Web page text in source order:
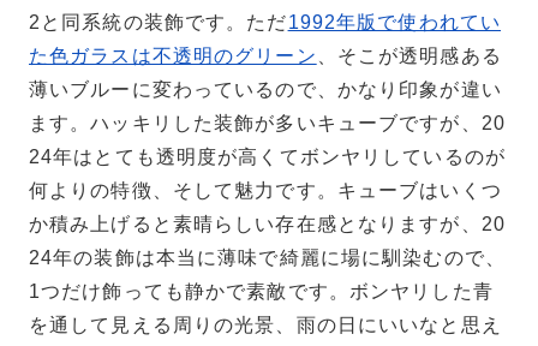
2と同系統の装飾です。ただ1992年版で使われてい
た色ガラスは不透明のグリーン 、そこが透明感ある
薄いブルーに変わっているので、かなり印象が違い
ます。ハッキリした装飾が多いキューブですが、20
24年はとても透明度が高くてボンヤリしているのが
何よりの特徴、そして魅力です。キューブはいくつ
か積み上げると素晴らしい存在感となりますが、20
24年の装飾は本当に薄味で綺麗に場に馴染むので、
1つだけ飾っても静かで素敵です。ボンヤリした青
を通して見える周りの光景、雨の日にいいなと思え